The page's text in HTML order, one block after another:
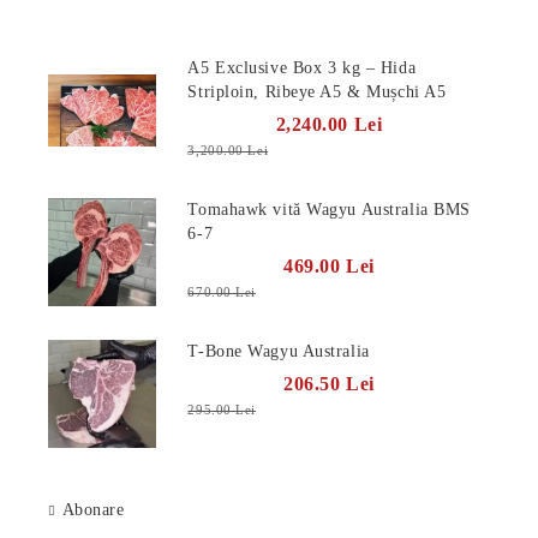
A5 Exclusive Box 3 kg – Hida
Striploin, Ribeye A5 & Mușchi A5
2,240.00 Lei
3,200.00 Lei
Tomahawk vită Wagyu Australia BMS
6-7
469.00 Lei
670.00 Lei
T-Bone Wagyu Australia
206.50 Lei
295.00 Lei
Abonare